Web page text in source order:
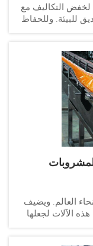
مع
وللحفاظ
ويضيف
لجعلها